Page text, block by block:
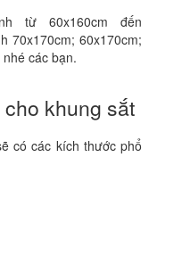
từ 60x160cm đến
70x170cm; 60x170cm;
các bạn.
khung sắt
có các kích thước phổ